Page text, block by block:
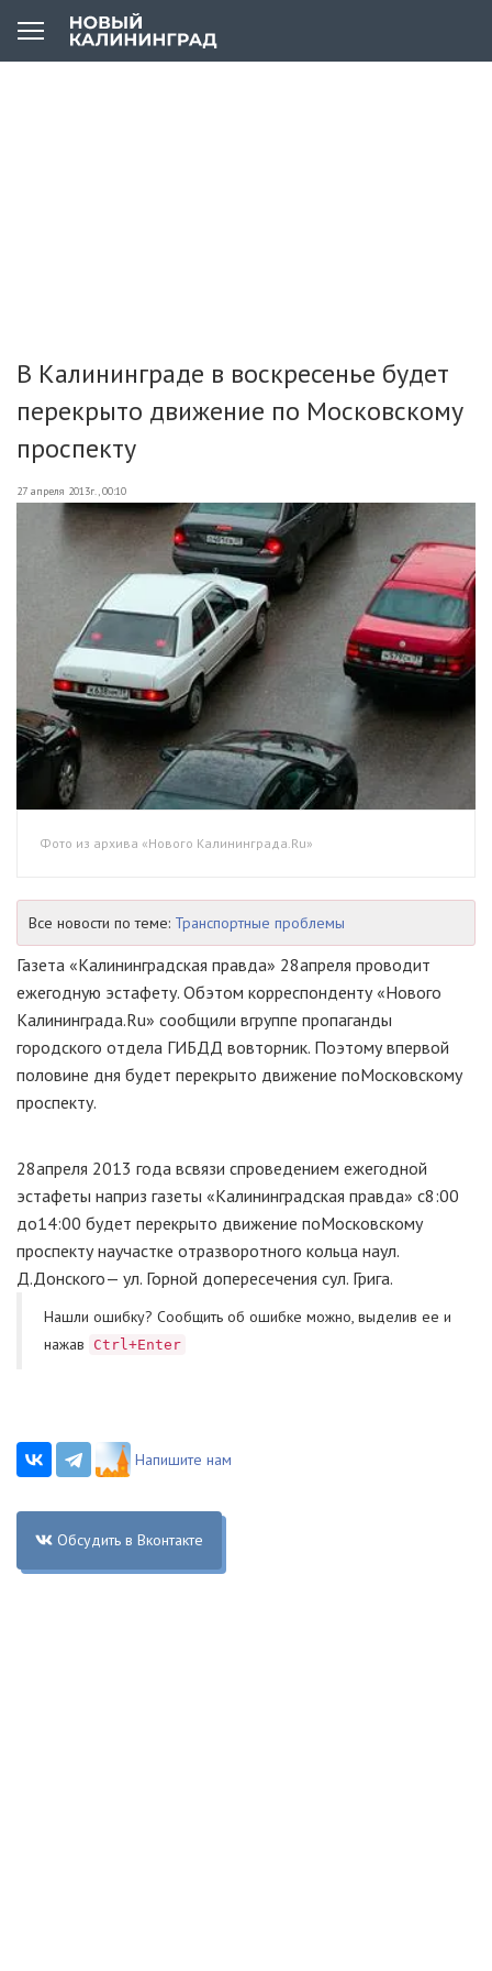
В Калининграде в воскресенье будет
перекрыто движение по Московскому
проспекту
27 апреля 2013г., 00:10
Фото из архива «Нового Калининграда.Ru»
Все новости по теме: Транспортные проблемы
Газета «Калининградская правда» 28апреля проводит
ежегодную эстафету. Обэтом корреспонденту «Нового
Калининграда.Ru» сообщили вгруппе пропаганды
городского отдела ГИБДД вовторник. Поэтому впервой
половине дня будет перекрыто движение поМосковскому
проспекту.
28апреля 2013 года всвязи спроведением ежегодной
эстафеты наприз газеты «Калининградская правда» с8:00
до14:00 будет перекрыто движение поМосковскому
проспекту научастке отразворотного кольца наул.
Д.Донского— ул. Горной допересечения сул. Грига.
Нашли ошибку? Cообщить об ошибке можно, выделив ее и
нажав
Ctrl+Enter
Напишите нам
Обсудить в Вконтакте